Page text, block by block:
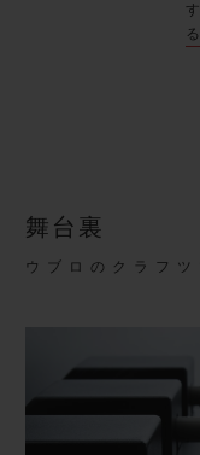
る
舞台裏
ウブロのクラフツ